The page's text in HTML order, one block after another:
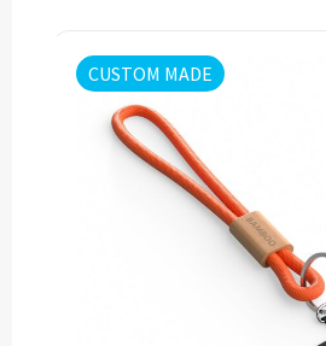
Paraplu's & Poncho's
Paraplu's
Handmatige paraplu's bedrukken
Automatische paraplu's bedrukken
CUSTOM MADE